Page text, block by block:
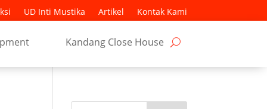
UD Inti Mustika Artikel Kontak Kami
Kandang Close House